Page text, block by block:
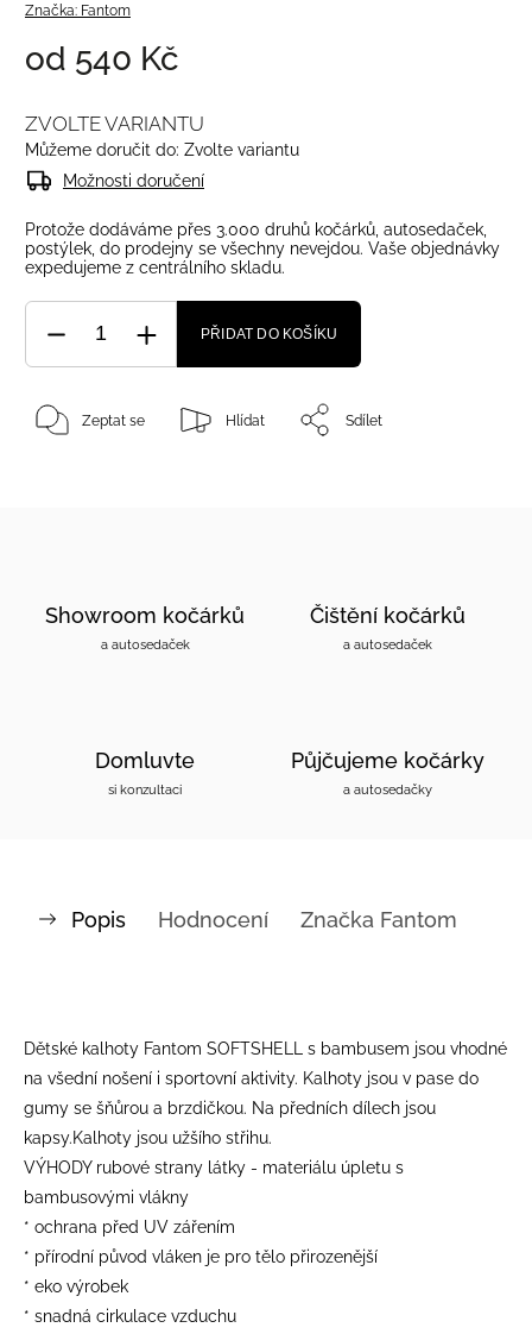
Značka: Fantom
od 540 Kč
ZVOLTE VARIANTU
Můžeme doručit do: Zvolte variantu
Možnosti doručení
Protože dodáváme přes 3.000 druhů kočárků, autosedaček,
postýlek, do prodejny se všechny nevejdou. Vaše objednávky
expedujeme z centrálního skladu.
PŘIDAT DO KOŠÍKU
Zeptat se Hlídat Sdílet
Showroom kočárků
a autosedaček
Čištění kočárků
a autosedaček
Domluvte
si konzultaci
Půjčujeme kočárky
a autosedačky
Popis Hodnocení Značka Fantom
Dětské kalhoty Fantom SOFTSHELL s bambusem jsou vhodné
na všední nošení i sportovní aktivity. Kalhoty jsou v pase do
gumy se šňůrou a brzdičkou. Na předních dílech jsou
kapsy.Kalhoty jsou užšího střihu.
VÝHODY rubové strany látky - materiálu úpletu s
bambusovými vlákny
* ochrana před UV zářením
* přírodní původ vláken je pro tělo přirozenější
* eko výrobek
* snadná cirkulace vzduchu